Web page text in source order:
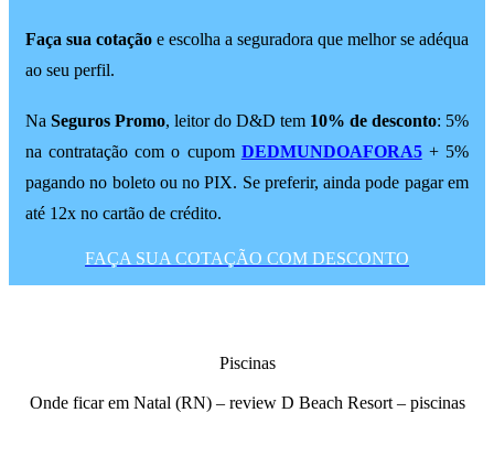
Faça sua cotação e escolha a seguradora que melhor se adéqua
ao seu perfil.
Na Seguros Promo, leitor do D&D tem 10% de desconto: 5%
na contratação com o cupom DEDMUNDOAFORA5+ 5%
pagando no boleto ou no PIX. Se preferir, ainda pode pagar em
até 12x no cartão de crédito.
FAÇA SUA COTAÇÃO COM DESCONTO
Piscinas
Onde ficar em Natal (RN) – review D Beach Resort – piscinas